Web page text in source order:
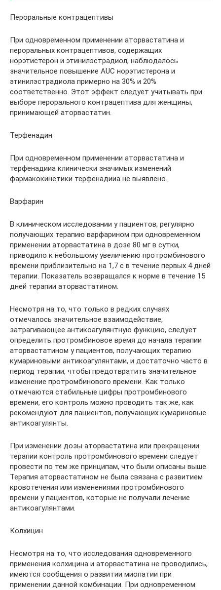
Пероральные контрацептивы
При одновременном применении аторвастатина и
пероральных контрацептивов, содержащих
норэтистерон и этинилэстрадиол, наблюдалось
значительное повышение AUC норэтистерона и
этинилэстрадиола примерно на 30% и 20%
соответственно. Этот эффект следует учитывать при
выборе перорального контрацептива для женщины,
принимающей аторвастатин.
Терфенадин
При одновременном применении аторвастатина и
терфенадииа клинически значимых изменений
фармакокинетики терфенадииа не выявлено.
Варфарин
В клиническом исследовании у пациентов, регулярно
получающих терапию варфарином при одновременном
применении аторвастатина в дозе 80 мг в сутки,
приводило к небольшому увеличению протромбинового
времени приблизительно на 1,7 с в течение первых 4 дней
терапии. Показатель возвращался к норме в течение 15
дней терапии аторвастатином.
Несмотря на то, что только в редких случаях
отмечалось значительное взаимодействие,
затрагивающее антикоагулянтную функцию, следует
определить протромбиновое время до начала терапии
аторвастатином у пациентов, получающих терапию
кумариновыми антикоагулянтами, и достаточно часто в
период терапии, чтобы предотвратить значительное
изменение протромбинового времени. Как только
отмечаются стабильные цифры протромбинового
времени, его контроль можно проводить так же, как
рекомендуют для пациентов, получающих кумариновые
антикоагулянты.
При изменении дозы аторвастатина или прекращении
терапии контроль протромбинового времени следует
провести по тем же принципам, что были описаны выше.
Терапия аторвастатином не была связана с развитием
кровотечения или изменениями протромбинового
времени у пациентов, которые не получали лечение
антикоагулянтами.
Колхицин
Несмотря на то, что исследования одновременного
применения колхицина и аторвастатина не проводились,
имеются сообщения о развитии миопатии при
применении данной комбинации. При одновременном